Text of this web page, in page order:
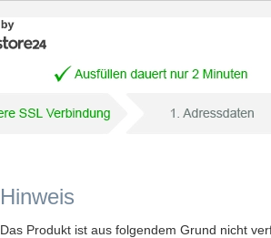
Hinweis
Das Produkt ist aus folgendem Grund nicht